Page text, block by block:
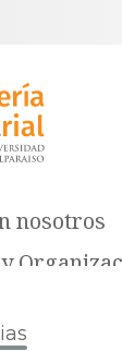
nosotros